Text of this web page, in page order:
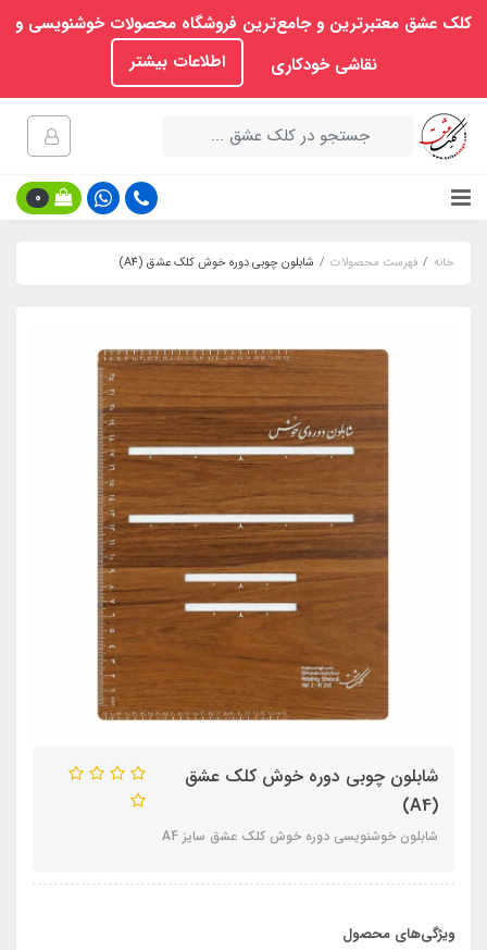
کلک عشق معتبرترین و جامع‌ترین فروشگاه محصولات خوشنویسی و
نقاشی خودکاری
اطلاعات بیشتر
0
خانه فهرست محصولات شابلون چوبی دوره خوش کلک عشق (A4)
شابلون چوبی دوره خوش کلک عشق
(A4)
شابلون خوشنویسی دوره خوش کلک عشق سایز A4
ویژگی‌های محصول